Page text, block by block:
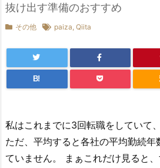
抜け出す準備のおすすめ
その他 paiza, Qiita
B!
私はこれまでに3回転職をしていて
ただ、平均すると各社の平均勤続
ていません。 まぁこれだけ見ると